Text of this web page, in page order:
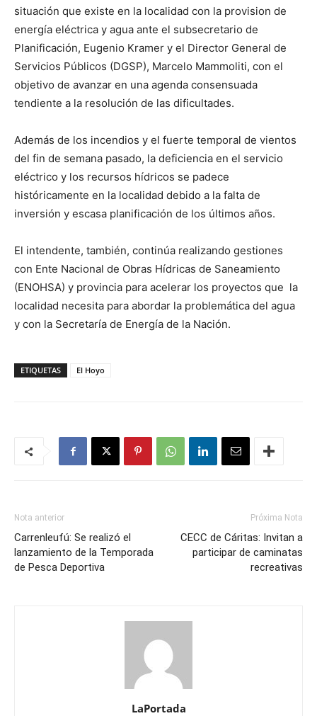
situación que existe en la localidad con la provision de
energía eléctrica y agua ante el subsecretario de
Planificación, Eugenio Kramer y el Director General de
Servicios Públicos (DGSP), Marcelo Mammoliti, con el
objetivo de avanzar en una agenda consensuada
tendiente a la resolución de las dificultades.
Además de los incendios y el fuerte temporal de vientos
del fin de semana pasado, la deficiencia en el servicio
eléctrico y los recursos hídricos se padece
históricamente en la localidad debido a la falta de
inversión y escasa planificación de los últimos años.
El intendente, también, continúa realizando gestiones
con Ente Nacional de Obras Hídricas de Saneamiento
(ENOHSA) y provincia para acelerar los proyectos que la
localidad necesita para abordar la problemática del agua
y con la Secretaría de Energía de la Nación.
ETIQUETAS El Hoyo
Nota anterior
Carrenleufú: Se realizó el
lanzamiento de la Temporada
de Pesca Deportiva
Próxima Nota
CECC de Cáritas: Invitan a
participar de caminatas
recreativas
LaPortada